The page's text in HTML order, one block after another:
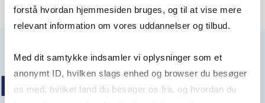
forstå hvordan hjemmesiden bruges, og til at vise mere
relevant information om vores uddannelser og tilbud.
Med dit samtykke indsamler vi oplysninger som et
anonymt ID, hvilken slags enhed og browser du besøger
os med, hvilket land du besøger os fra, og hvordan du
IN­FO­MØ­DER OM OP­TA­GEL­SE